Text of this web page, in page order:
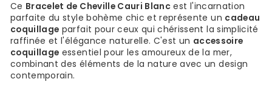
Ce Bracelet de Cheville Cauri Blanc est l'incarnation
parfaite du style bohème chic et représente un cadeau
coquillage parfait pour ceux qui chérissent la simplicité
raffinée et l'élégance naturelle. C'est un accessoire
coquillage essentiel pour les amoureux de la mer,
combinant des éléments de la nature avec un design
contemporain.